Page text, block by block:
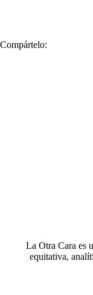
Compártelo:
La Otra Cara es
equitativa,